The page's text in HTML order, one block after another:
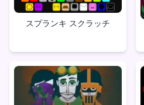
スプランキ スクラッチ